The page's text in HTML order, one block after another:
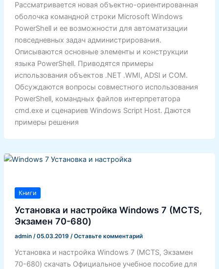
Рассматривается новая объектно-ориентированная
оболочка командной строки Microsoft Windows
PowerShell и ее возможности для автоматизации
повседневных задач администрирования.
Описываются основные элементы и конструкции
языка PowerShell. Приводятся примеры
использования объектов .NET .WMI, ADSI и COM.
Обсуждаются вопросы совместного использования
PowerShell, командных файлов интерпретатора
cmd.exe и сценариев Windows Script Host. Даются
примеры решения
Книги
Установка и настройка Windows 7 (MCTS,
Экзамен 70-680)
admin /05.03.2019 /Оставьте комментарий
Установка и настройка Windows 7 (MCTS, Экзамен
70-680) скачать Официальное учебное пособие для